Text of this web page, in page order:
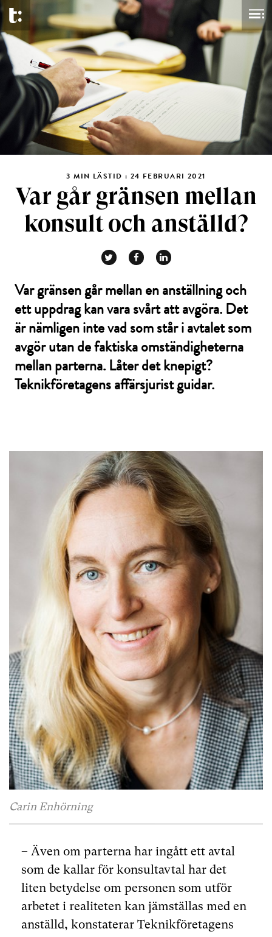
3 MIN LÄSTID : 24 FEBRUARI 2021
Var går gränsen mellan
konsult och anställd?
Var gränsen går mellan en anställning och
ett uppdrag kan vara svårt att avgöra. Det
är nämligen inte vad som står i avtalet som
avgör utan de faktiska omständigheterna
mellan parterna. Låter det knepigt?
Teknikföretagens affärsjurist guidar.
– Även om parterna har ingått ett avtal
som de kallar för konsultavtal har det
liten betydelse om personen som utför
arbetet i realiteten kan jämställas med en
anställd, konstaterar Teknikföretagens
Carin Enhörning